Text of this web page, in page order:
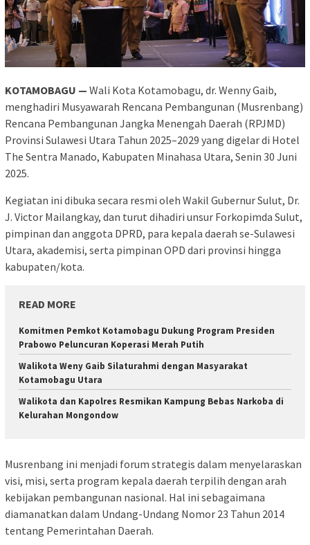
KOTAMOBAGU — Wali Kota Kotamobagu, dr. Wenny Gaib,
menghadiri Musyawarah Rencana Pembangunan (Musrenbang)
Rencana Pembangunan Jangka Menengah Daerah (RPJMD)
Provinsi Sulawesi Utara Tahun 2025–2029 yang digelar di Hotel
The Sentra Manado, Kabupaten Minahasa Utara, Senin 30 Juni
2025.
Kegiatan ini dibuka secara resmi oleh Wakil Gubernur Sulut, Dr.
J. Victor Mailangkay, dan turut dihadiri unsur Forkopimda Sulut,
pimpinan dan anggota DPRD, para kepala daerah se-Sulawesi
Utara, akademisi, serta pimpinan OPD dari provinsi hingga
kabupaten/kota.
READ MORE
Komitmen Pemkot Kotamobagu Dukung Program Presiden
Prabowo Peluncuran Koperasi Merah Putih
Walikota Weny Gaib Silaturahmi dengan Masyarakat
Kotamobagu Utara
Walikota dan Kapolres Resmikan Kampung Bebas Narkoba di
Kelurahan Mongondow
Musrenbang ini menjadi forum strategis dalam menyelaraskan
visi, misi, serta program kepala daerah terpilih dengan arah
kebijakan pembangunan nasional. Hal ini sebagaimana
diamanatkan dalam Undang-Undang Nomor 23 Tahun 2014
tentang Pemerintahan Daerah.